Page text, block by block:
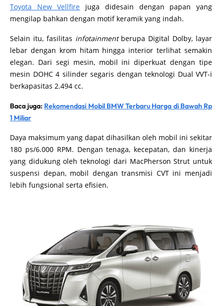
Toyota New Vellfire juga didesain dengan papan yang
mengilap bahkan dengan motif keramik yang indah.
Selain itu, fasilitas infotainmentberupa Digital Dolby, layar
lebar dengan krom hitam hingga interior terlihat semakin
elegan. Dari segi mesin, mobil ini diperkuat dengan tipe
mesin DOHC 4 silinder segaris dengan teknologi Dual VVT-i
berkapasitas 2.494 cc.
Baca juga: Rekomendasi Mobil BMW Terbaru Harga di Bawah Rp
1 Miliar
Daya maksimum yang dapat dihasilkan oleh mobil ini sekitar
180 ps/6.000 RPM. Dengan tenaga, kecepatan, dan kinerja
yang didukung oleh teknologi dari MacPherson Strut untuk
suspensi depan, mobil dengan transmisi CVT ini menjadi
lebih fungsional serta efisien.